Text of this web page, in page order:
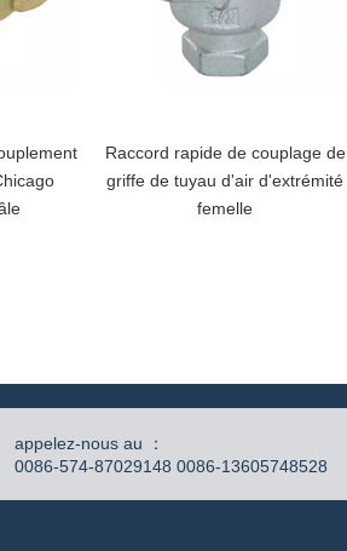
Raccord rapide de couplage de
griffe de tuyau d'air d'extrémité
femelle
appelez-nous au ：
0086-574-87029148 0086-13605748528